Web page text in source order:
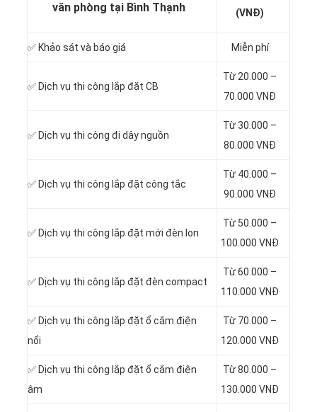
văn phòng tại Bình Thạnh
(VNĐ)
✅ Khảo sát và báo giá Miễn phí
✅ Dịch vụ thi công lắp đặt CB
Từ 20.000 –
70.000 VNĐ
✅ Dịch vụ thi công đi dây nguồn
Từ 30.000 –
80.000 VNĐ
✅ Dịch vụ thi công lắp đặt công tắc
Từ 40.000 –
90.000 VNĐ
✅ Dịch vụ thi công lắp đặt mới đèn lon
Từ 50.000 –
100.000 VNĐ
✅ Dịch vụ thi công lắp đặt đèn compact
Từ 60.000 –
110.000 VNĐ
✅ Dịch vụ thi công lắp đặt ổ cắm điện
nổi
Từ 70.000 –
120.000 VNĐ
✅ Dịch vụ thi công lắp đặt ổ cắm điện
âm
Từ 80.000 –
130.000 VNĐ